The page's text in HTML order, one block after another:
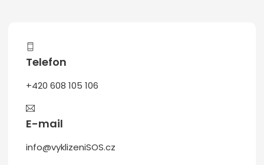
Telefon
+420 608 105 106
E-mail
info@vyklizeniSOS.cz